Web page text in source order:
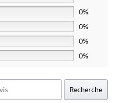
0%
0%
0%
0%
Recherche